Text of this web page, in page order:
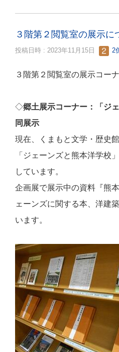
３階第２閲覧室の展示に
投稿日時 : 2023年11月15日 2
３階第２閲覧室の展示コー
◇郷土展示コーナー：「ジ
同展示
現在、くまもと文学・歴史
「ジェーンズと熊本洋学校
しています。
企画展で展示中の資料『熊
ェーンズに関する本、洋建
います。